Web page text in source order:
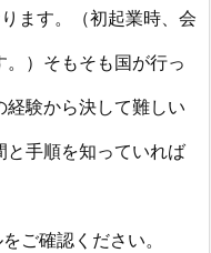
ます。（初起業時、会
）そもそも国が行っ
験から決して難しい
と手順を知っていれば
確認ください。